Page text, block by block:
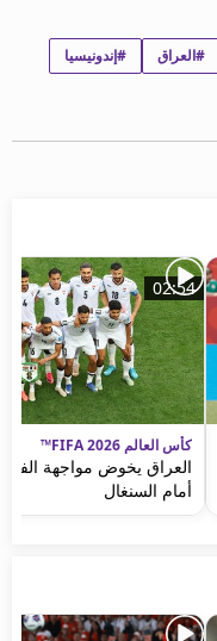
#العراق #إندونيسيا
02:54
كأس العالم FIFA 2026™
العراق يخوض مواجهة
أمام السنغال